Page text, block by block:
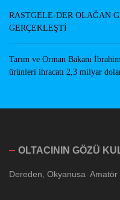
RASTGELE-DER OLAĞAN
GERÇEKLEŞTİ
Tarım ve Orman Bakanı
ürünleri ihracatı 2,3 milyar
OLTACININ GÖZÜ
Dereden, Okyanusa Amatör